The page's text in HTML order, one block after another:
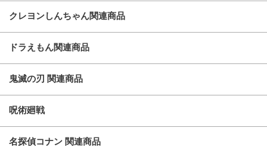
クレヨンしんちゃん関連商品
ドラえもん関連商品
鬼滅の刃 関連商品
呪術廻戦
名探偵コナン 関連商品